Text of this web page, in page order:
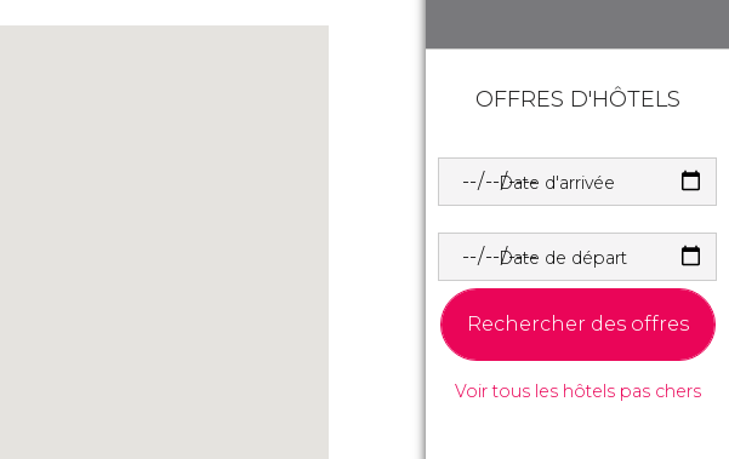
OFFRES D'HÔTELS
Date d'arrivée
Date de départ
Rechercher des offres
Voir tous les hôtels pas chers